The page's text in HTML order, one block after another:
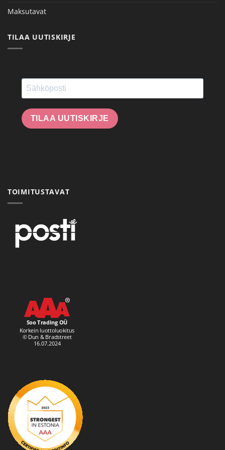
Maksutavat
TILAA UUTISKIRJE
TILAA UUTISKIRJE
TOIMITUSTAVAT